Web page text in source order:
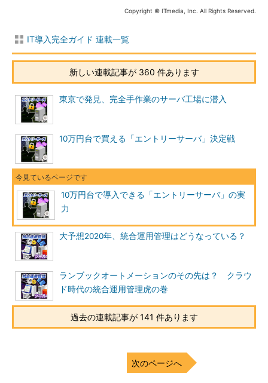
Copyright © ITmedia, Inc. All Rights Reserved.
IT導入完全ガイド 連載一覧
新しい連載記事が 360 件あります
東京で発見、完全手作業のサーバ工場に潜入
10万円台で買える「エントリーサーバ」決定戦
10万円台で導入できる「エントリーサーバ」の実
力
大予想2020年、統合運用管理はどうなっている？
ランブックオートメーションのその先は？ クラウ
ド時代の統合運用管理虎の巻
過去の連載記事が 141 件あります
次のページへ